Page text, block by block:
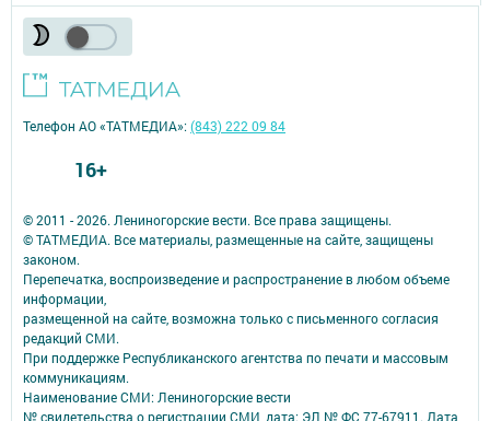
© 2011 - 2026. Лениногорские вести. Все права защищены.
© ТАТМЕДИА. Все материалы, размещенные на сайте, защищены
законом.
Перепечатка, воспроизведение и распространение в любом объеме
информации,
размещенной на сайте, возможна только с письменного согласия
редакций СМИ.
При поддержке Республиканского агентства по печати и массовым
коммуникациям.
Наименование СМИ: Лениногорские вести
№ свидетельства о регистрации СМИ, дата: ЭЛ № ФС 77-67911. Дата
Телефон АО «ТАТМЕДИА»:(843) 222 09 84
16+